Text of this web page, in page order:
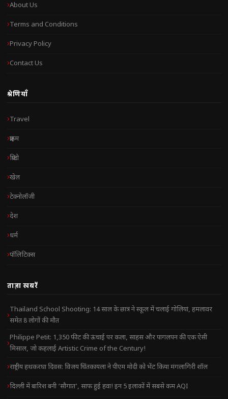
About Us
Terms and Conditions
Privacy Policy
Contact Us
श्रेणियाँ
Travel
क्राइम
क्रिप्टो
खेल
टेक्नोलॉजी
देश
धर्म
पॉलिटिक्स
ताज़ा खबरें
Thailand School Shooting: 14 साल के छात्र ने स्कूल में चलाई गोलियां, हमलावर
समेत 8 लोगों की मौत
Philippe Petit: 1,350 फीट की ऊंचाई पर कला, साहस और पागलपन की एक ऐसी
मिसाल, जो कहलाई Artistic Crime of the Century!
राष्ट्रीय हथकरघा दिवस: विजय चिंतकायला ने पीएम मोदी को भेंट किया मंगलागिरी शॉल
दिल्ली में बारिश बनी ‘सौगात’, साफ हुई हवा! इन 5 इलाकों में सबसे कम AQI